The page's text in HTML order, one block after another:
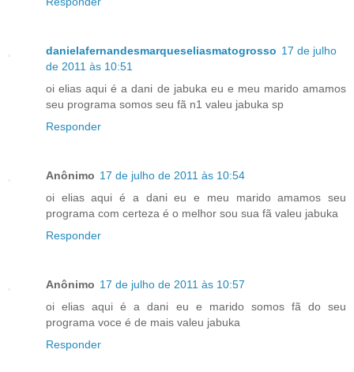
danielafernandesmarqueseliasmatogrosso 17 de julho
de 2011 às 10:51
oi elias aqui é a dani de jabuka eu e meu marido amamos
seu programa somos seu fã n1 valeu jabuka sp
Responder
Anônimo 17 de julho de 2011 às 10:54
oi elias aqui é a dani eu e meu marido amamos seu
programa com certeza é o melhor sou sua fã valeu jabuka
Responder
Anônimo 17 de julho de 2011 às 10:57
oi elias aqui é a dani eu e marido somos fã do seu
programa voce é de mais valeu jabuka
Responder